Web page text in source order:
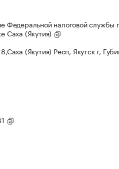
Федеральной налоговой службы
Саха (Якутия)
(Якутия) Респ, Якутск г,